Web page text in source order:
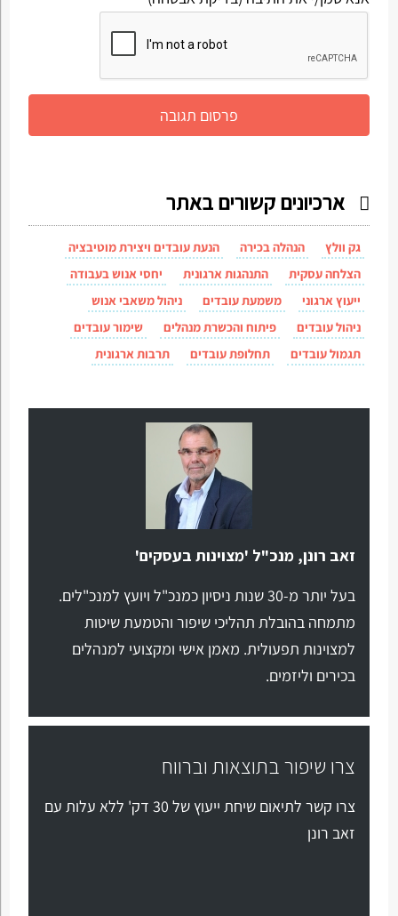
ארכיונים קשורים באתר
גק וולץ הנהלה בכירה
הנעת עובדים ויצירת מוטיבציה
הצלחה עסקית
התנהגות ארגונית
יחסי אנוש בעבודה
ייעוץ ארגוני
משמעת עובדים
ניהול משאבי אנוש
ניהול עובדים
פיתוח והכשרת מנהלים
שימור עובדים
תגמול עובדים
תחלופת עובדים תרבות ארגונית
זאב רונן, מנכ"ל 'מצוינות בעסקים'
בעל יותר מ-30 שנות ניסיון כמנכ"ל ויועץ למנכ"לים.
מתמחה בהובלת תהליכי שיפור והטמעת שיטות
למצוינות תפעולית. מאמן אישי ומקצועי למנהלים
בכירים וליזמים.
צרו שיפור בתוצאות וברווח
צרו קשר לתיאום שיחת ייעוץ של 30 דק' ללא עלות עם
זאב רונן